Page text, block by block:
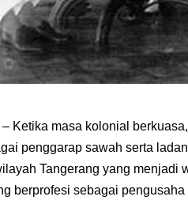
Ketika masa kolonial
penggarap sawah serta
Tangerang yang menjadi
berprofesi sebagai